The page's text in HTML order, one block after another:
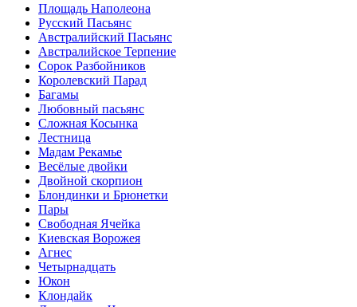
Площадь Наполеона
Русский Пасьянс
Австралийский Пасьянс
Австралийское Терпение
Сорок Разбойников
Королевский Парад
Багамы
Любовный пасьянс
Сложная Косынка
Лестница
Мадам Рекамье
Весёлые двойки
Двойной скорпион
Блондинки и Брюнетки
Пары
Свободная Ячейка
Киевская Ворожея
Агнес
Четырнадцать
Юкон
Клондайк